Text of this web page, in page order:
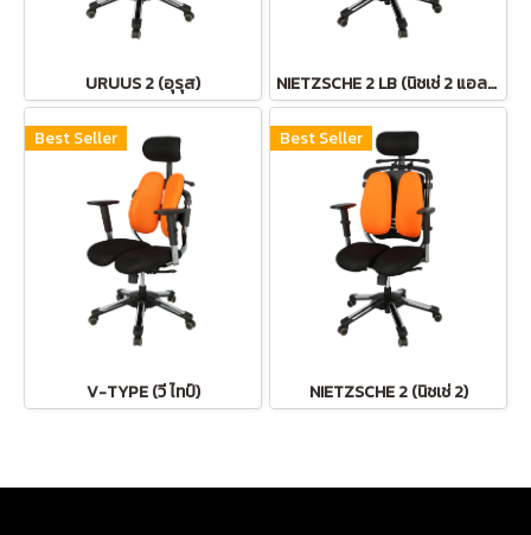
URUUS 2 (อุรุส) NIETZSCHE 2 LB (นิชเช่ 2 แอลบี)
Best Seller
V-TYPE (วี ไทป์)
Best Seller
NIETZSCHE 2 (นิชเช่ 2)